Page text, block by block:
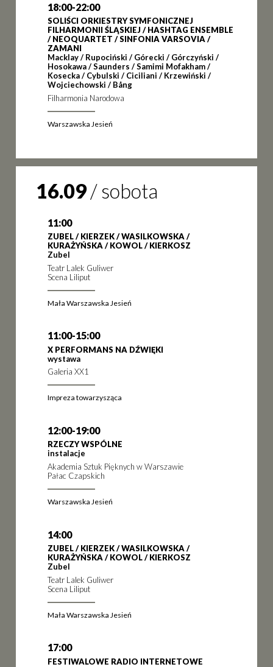
18:00-22:00
SOLIŚCI ORKIESTRY SYMFONICZNEJ
FILHARMONII ŚLĄSKIEJ / HASHTAG ENSEMBLE
/ NEOQUARTET / SINFONIA VARSOVIA /
ZAMANI
Macklay / Rupociński / Górecki / Górczyński /
Hosokawa / Saunders / Samimi Mofakham /
Kosecka / Cybulski / Ciciliani / Krzewiński /
Wojciechowski / Bång
Filharmonia Narodowa
Warszawska Jesień
16.09/sobota
11:00
ZUBEL / KIERZEK / WASILKOWSKA /
KURAŻYŃSKA / KOWOL / KIERKOSZ
Zubel
Teatr Lalek Guliwer
Scena Liliput
Mała Warszawska Jesień
11:00-15:00
X PERFORMANS NA DŹWIĘKI
wystawa
Galeria XX1
Impreza towarzysząca
12:00-19:00
RZECZY WSPÓLNE
instalacje
Akademia Sztuk Pięknych w Warszawie
Pałac Czapskich
Warszawska Jesień
14:00
ZUBEL / KIERZEK / WASILKOWSKA /
KURAŻYŃSKA / KOWOL / KIERKOSZ
Zubel
Teatr Lalek Guliwer
Scena Liliput
Mała Warszawska Jesień
17:00
FESTIWALOWE RADIO INTERNETOWE